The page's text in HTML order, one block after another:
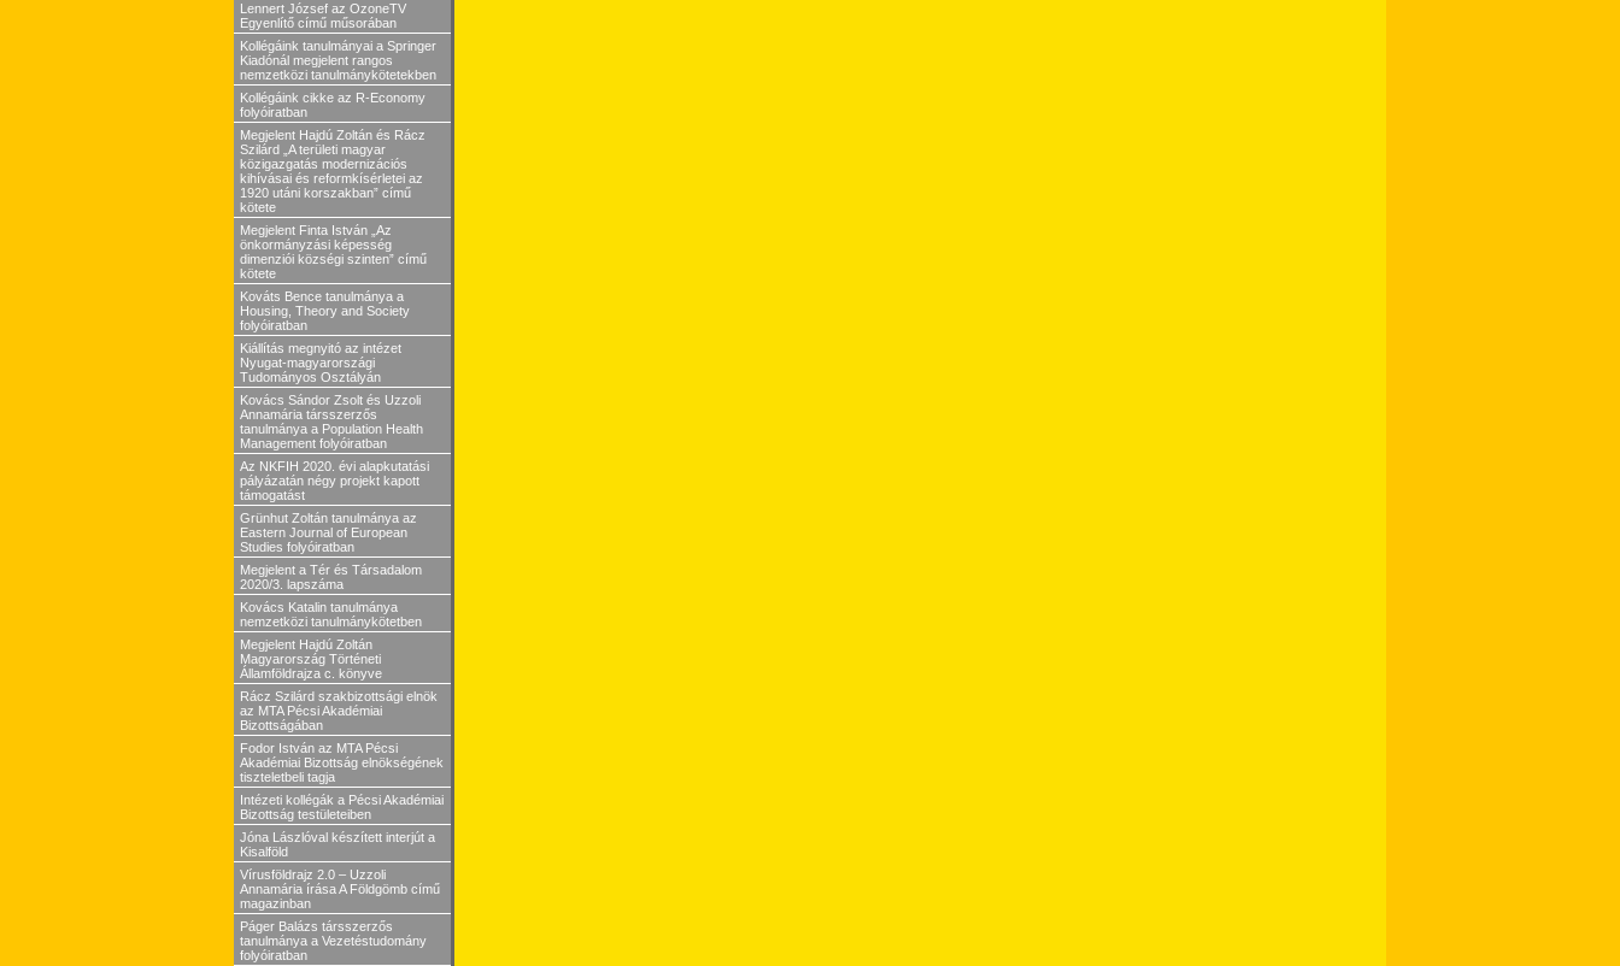
Lennert József az OzoneTV
Egyenlítő című műsorában
Kollégáink tanulmányai a Springer
Kiadónál megjelent rangos
nemzetközi tanulmánykötetekben
Kollégáink cikke az R-Economy
folyóiratban
Megjelent Hajdú Zoltán és Rácz
Szilárd „A területi magyar
közigazgatás modernizációs
kihívásai és reformkísérletei az
1920 utáni korszakban” című
kötete
Megjelent Finta István „Az
önkormányzási képesség
dimenziói községi szinten” című
kötete
Kováts Bence tanulmánya a
Housing, Theory and Society
folyóiratban
Kiállítás megnyitó az intézet
Nyugat-magyarországi
Tudományos Osztályán
Kovács Sándor Zsolt és Uzzoli
Annamária társszerzős
tanulmánya a Population Health
Management folyóiratban
Az NKFIH 2020. évi alapkutatási
pályázatán négy projekt kapott
támogatást
Grünhut Zoltán tanulmánya az
Eastern Journal of European
Studies folyóiratban
Megjelent a Tér és Társadalom
2020/3. lapszáma
Kovács Katalin tanulmánya
nemzetközi tanulmánykötetben
Megjelent Hajdú Zoltán
Magyarország Történeti
Államföldrajza c. könyve
Rácz Szilárd szakbizottsági elnök
az MTA Pécsi Akadémiai
Bizottságában
Fodor István az MTA Pécsi
Akadémiai Bizottság elnökségének
tiszteletbeli tagja
Intézeti kollégák a Pécsi Akadémiai
Bizottság testületeiben
Jóna Lászlóval készített interjút a
Kisalföld
Vírusföldrajz 2.0 – Uzzoli
Annamária írása A Földgömb című
magazinban
Páger Balázs társszerzős
tanulmánya a Vezetéstudomány
folyóiratban